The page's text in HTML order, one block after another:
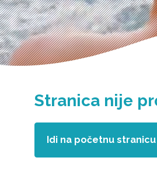
Stranica nije
Idi na početnu stranicu